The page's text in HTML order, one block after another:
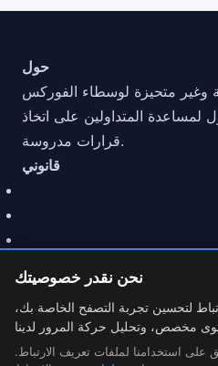
نحن نقدر خصوصيتك
لتحسين تجربة التصفح الخاصة بك،
على استخدامنا لملفات تعريف الارتباط.
حول
وغير متحيزة لوسطاء الفوركس
لمساعدة المتداولين على اتخاذ
قرارات مدروسة.
قانوني
© 2026 مراجعة MarketCFD | وسيط الفوركس. Trading involves
risk.